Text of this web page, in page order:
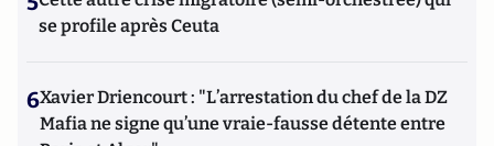
se profile après Ceuta
6Xavier Driencourt : "L’arrestation du chef de la DZ
Mafia ne signe qu’une vraie-fausse détente entre